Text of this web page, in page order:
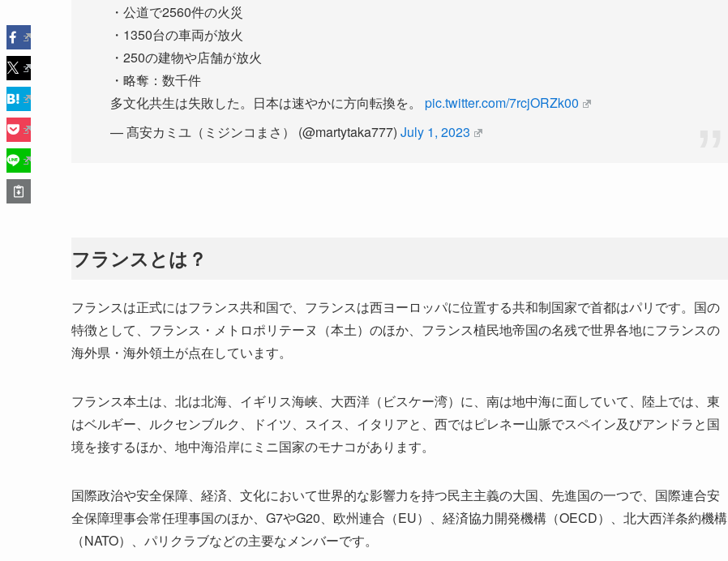
・公道で2560件の火災
・1350台の車両が放火
・250の建物や店舗が放火
・略奪：数千件
多文化共生は失敗した。日本は速やかに方向転換を。 pic.twitter.com/7rcjORZk00
— 髙安カミユ（ミジンコまさ） (@martytaka777) July 1, 2023
フランスとは？
フランスは正式にはフランス共和国で、フランスは西ヨーロッパに位置する共和制国家で首都はパリです。国の
特徴として、フランス・メトロポリテーヌ（本土）のほか、フランス植民地帝国の名残で世界各地にフランスの
海外県・海外領土が点在しています。
フランス本土は、北は北海、イギリス海峡、大西洋（ビスケー湾）に、南は地中海に面していて、陸上では、東
はベルギー、ルクセンブルク、ドイツ、スイス、イタリアと、西ではピレネー山脈でスペイン及びアンドラと国
境を接するほか、地中海沿岸にミニ国家のモナコがあります。
国際政治や安全保障、経済、文化において世界的な影響力を持つ民主主義の大国、先進国の一つで、国際連合安
全保障理事会常任理事国のほか、G7やG20、欧州連合（EU）、経済協力開発機構（OECD）、北大西洋条約機構
（NATO）、パリクラブなどの主要なメンバーです。